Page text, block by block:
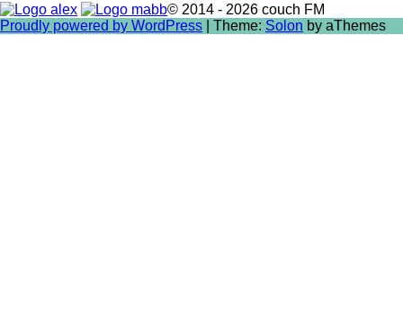
© 2014 - 2026 couch FM
Proudly powered by WordPress
Theme: Solon by aThemes